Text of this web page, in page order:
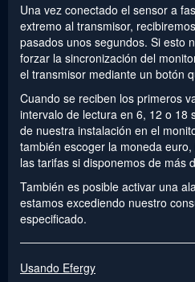
Una vez conectado el sensor a
extremo al transmisor,
pasados unos segundos. Si esto
forzar la sincronización del
el transmisor mediante un botón
Cuando se reciben los primeros
intervalo de lectura en 6, 12 o 18
de nuestra instalación en el
también escoger la moneda
las tarifas si disponemos de más
También es posible activar una
estamos excediendo nuestro
especificado.
Usando Efergy